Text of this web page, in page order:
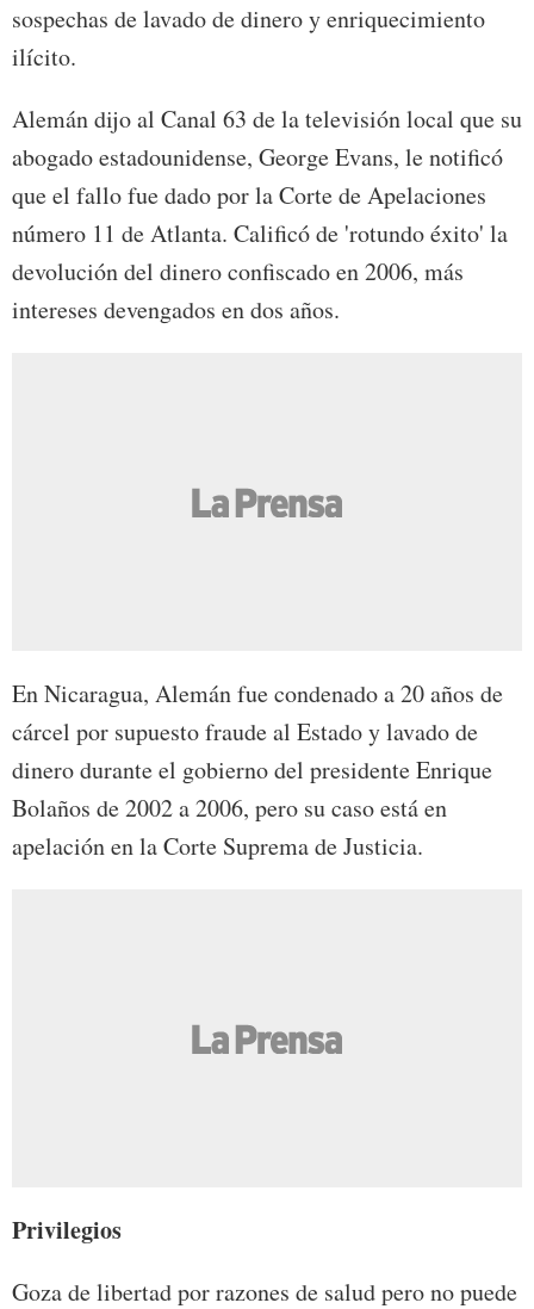
sospechas de lavado de dinero y enriquecimiento
ilícito.
Alemán dijo al Canal 63 de la televisión local que su
abogado estadounidense, George Evans, le notificó
que el fallo fue dado por la Corte de Apelaciones
número 11 de Atlanta. Calificó de 'rotundo éxito' la
devolución del dinero confiscado en 2006, más
intereses devengados en dos años.
En Nicaragua, Alemán fue condenado a 20 años de
cárcel por supuesto fraude al Estado y lavado de
dinero durante el gobierno del presidente Enrique
Bolaños de 2002 a 2006, pero su caso está en
apelación en la Corte Suprema de Justicia.
Privilegios
Goza de libertad por razones de salud pero no puede